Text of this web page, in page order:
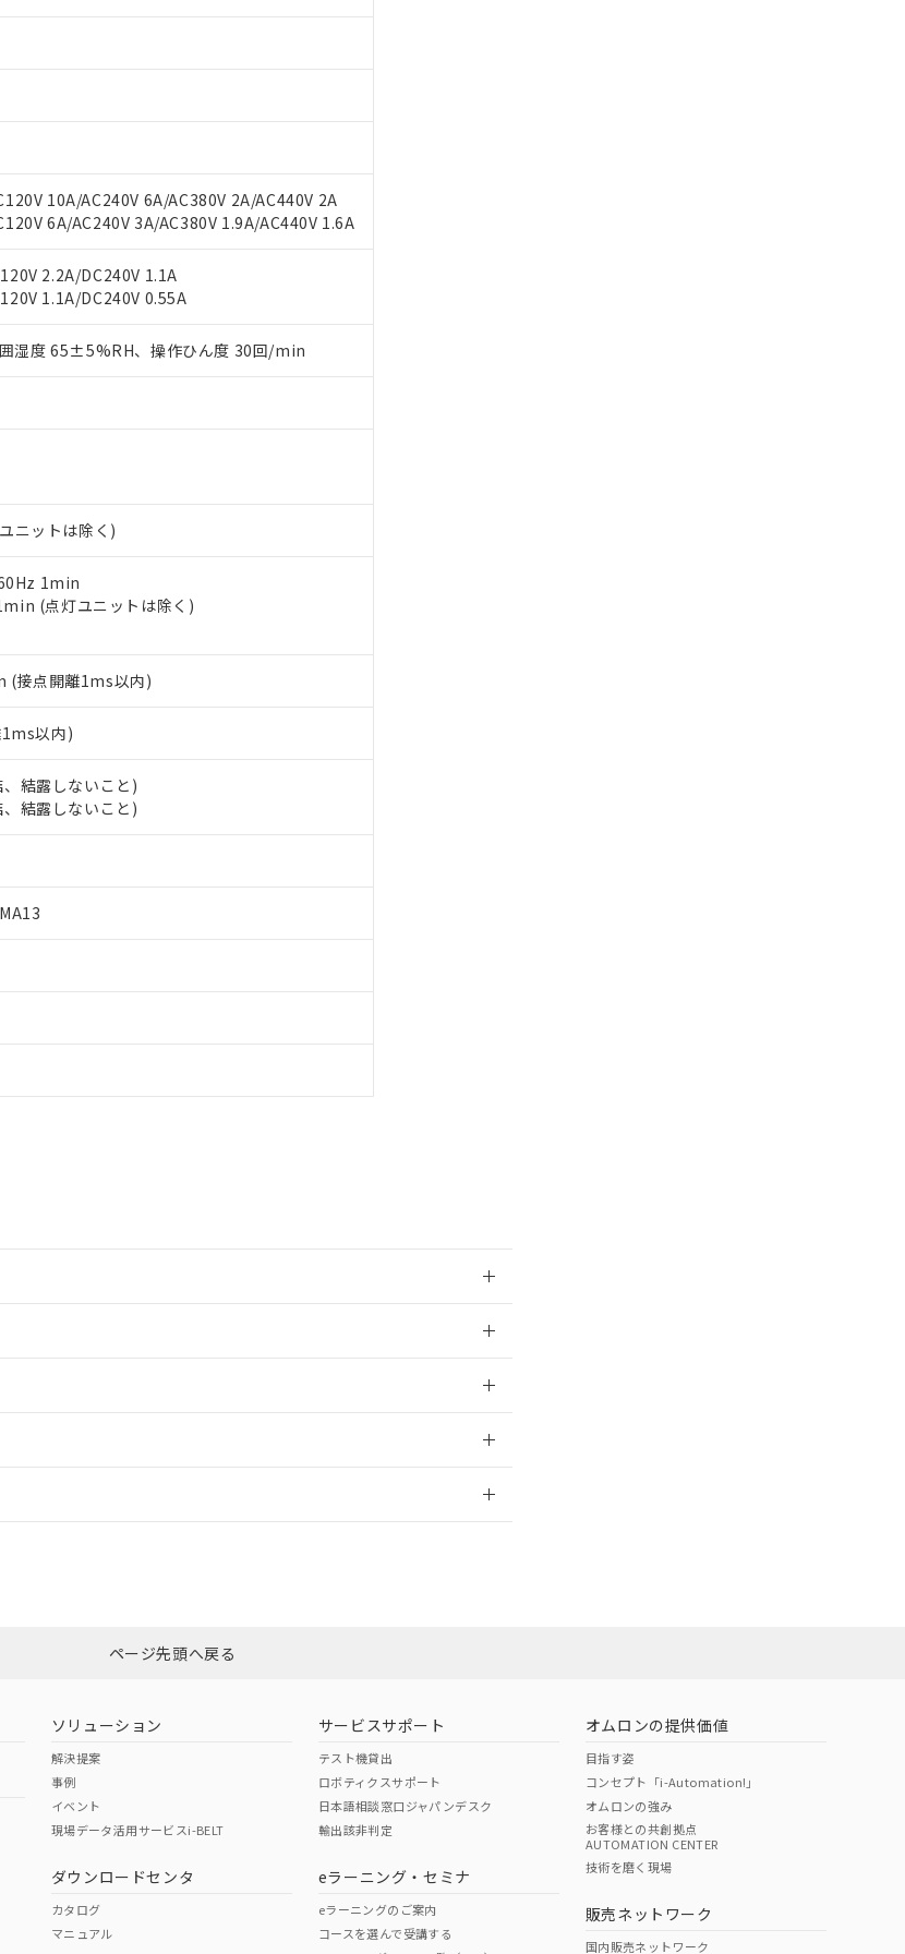
10A/AC240V 6A/AC380V 2A/AC440V 2A
6A/AC240V 3A/AC380V 1.9A/AC440V 1.6A
2.2A/DC240V 1.1A
1.1A/DC240V 0.55A
湿度 65±5%RH、操作ひん度 30回/min
ニットは除く)
1min
(点灯ユニットは除く)
(接点開離1ms以内)
以内)
結露しないこと)
結露しないこと)
ロードはこちら
O O
同意のうえご利用ください。
会結果は、記載している更新日時点での社内データに基づき作成されるも
価格はお客様のお取引先、またはお客様担当のオムロン制御機器販売店・
さい。
当社販売拠点は「 販売ネットワーク
」をご確認ください。
ト作成サービス）をご利用いただくには、I-Webメンバーズにご登録され
で当社にご登録された部品リストについて、当社および当社の共同利用者
に関するお客様との取引・商談に必要な範囲で利用することをご了承くだ
以下、 カドミウム(Cd) 100ppm以下、
イソブチル (DIBP) 1000ppm以下
閾値を超える意図的な使用がないことを確認しています。
ード
ドすることができます。
有証明書
準）
を証明するもので、過去に遡って非含有を証明するものではありません。
ステル類４物質の対応では、対応完了までの期間は出荷製品に未対応品が
を記載しておりました。
替を完了していることから、特段のことがない限り、2022年1月12日よ
中国RoHSの基準値以下であることを示します。
国RoHSの基準値を超えていることを示します。
部門へお問い合わせください。
リ臭化ビフェニル類) : 1000ppm、 PBDEs(ポリ臭化ジフェニルエーテル類) : 1000ppm、
)) : 1000ppm
すべてが基準値以下であることを示します。
いて有害物質が外部に漏えいし、環境に深刻な影響を及ぼさない年数を意
部門へお問い合わせください。
提供する場合は、日本国政府の輸出許可(または役務取引許可)を取得する
場合は、完全に破砕するなど、違法に輸出されないよう必要な手段を講じ
、ミサイル、化学兵器、生物兵器またはその他武器並びにこれらの製造装
せん。
に販売する場合は、上記1、2および3の内容を当該第三者に通知します。
販売に係わる関係者が違法に輸出するおそれがある場合は、取り引きをい
合意する キャンセル
が在庫あり
状況については、お客様のお取引先、またはお客様担当のオムロン制御
売員にご確認ください)
庫状況の情報を公開していない機種
ページ先頭へ戻る
ソリューション
解決提案
事例
イベント
現場データ活用サービスi-BELT
ダウンロードセンタ
カタログ
マニュアル
サービスサポート
テスト機貸出
ロボティクスサポート
日本語相談窓口ジャパンデスク
輸出該非判定
eラーニング・セミナ
eラーニングのご案内
コースを選んで受講する
オムロンの提供価値
目指す姿
コンセプト「i-Automation!」
オムロンの強み
お客様との共創拠点
AUTOMATION CENTER
技術を磨く現場
販売ネットワーク
国内販売ネットワーク